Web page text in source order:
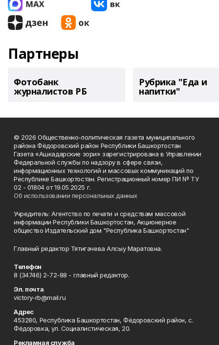
Партнеры
Фотобанк
журналистов РБ
Рубрика "Еда и
напитки"
© 2026 Общественно-политическая газета муниципального
района Фёдоровский район Республики Башкортостан
Газета «Ашкадарские зори» зарегистрирована в Управлении
Федеральной службы по надзору в сфере связи,
информационных технологий и массовых коммуникаций по
Республике Башкортостан. Регистрационный номер ПИ № ТУ
02 - 01804 от 19.05.2025 г.
Об использовании персональных данных
Учредитель: Агентство по печати и средствам массовой
информации Республики Башкортостан, Акционерное
общество Издательский дом "Республика Башкортостан"
Главный редактор Тятигачева Алсыу Маратовна.
Телефон
8 (34746) 2-72-88 - главный редактор.
Эл. почта
victory-rb@mail.ru
Адрес
453280, Республика Башкортостан, Фёдоровский район, с.
Фёдоровка, ул. Социалистическая, 20.
Рекламная служба